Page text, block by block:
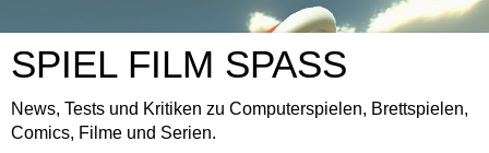
SPIEL FILM SPASS
News, Tests und Kritiken zu Computerspielen, Brettspielen,
Comics, Filme und Serien.